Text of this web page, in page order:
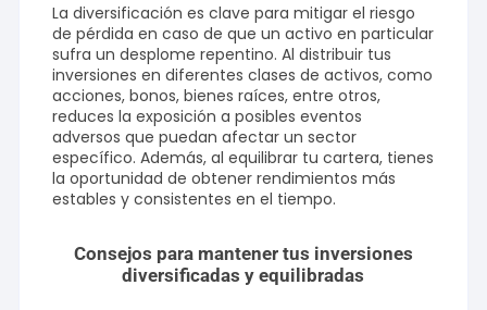
La diversificación es clave para mitigar el riesgo
de pérdida en caso de que un activo en particular
sufra un desplome repentino. Al distribuir tus
inversiones en diferentes clases de activos, como
acciones, bonos, bienes raíces, entre otros,
reduces la exposición a posibles eventos
adversos que puedan afectar un sector
específico. Además, al equilibrar tu cartera, tienes
la oportunidad de obtener rendimientos más
estables y consistentes en el tiempo.
Consejos para mantener tus inversiones
diversificadas y equilibradas